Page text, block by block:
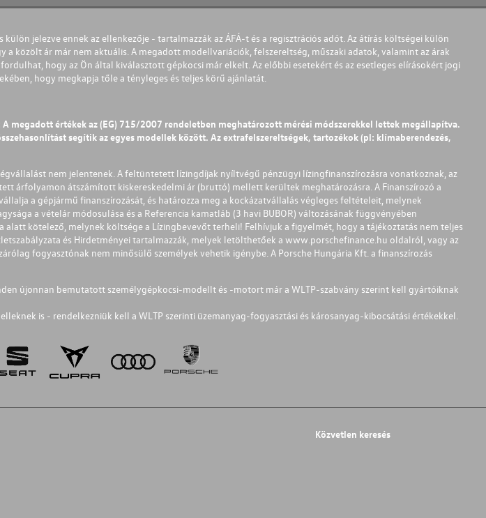
jelezve ennek az ellenkezője - tartalmazzák az ÁFÁ-t és a regisztrációs adót. Az átírás költségei külön
ár már nem aktuális. A megadott modellvariációk, felszereltség, műszaki adatok, valamint az árak
hogy az Ön által kiválasztott gépkocsi már elkelt. Az előbbi esetekért és az esetleges elírásokért jogi
hogy megkapja tőle a tényleges és teljes körű ajánlatát.
megadott értékek az (EG) 715/2007 rendeletben meghatározott mérési módszerekkel lettek megállapítva.
segítik az egyes modellek között. Az extrafelszereltségek, tartozékok (pl: klímaberendezés,
nem jelentenek. A feltüntetett lízingdíjak nyíltvégű pénzügyi lízingfinanszírozásra vonatkoznak, az
árfolyamon átszámított kiskereskedelmi ár (bruttó) mellett kerültek meghatározásra. A Finanszírozó a
a gépjármű finanszírozását, és határozza meg a kockázatvállalás végleges feltételeit, melynek
a vételár módosulása és a Referencia kamatláb (3 havi BUBOR) változásának függvényében
kötelező, melynek költsége a Lízingbevevőt terheli! Felhívjuk a figyelmét, hogy a tájékoztatás nem teljes
és Hirdetményei tartalmazzák, melyek letölthetőek a www.porschefinance.hu oldalról, vagy az
fogyasztónak nem minősülő személyek vehetik igénybe. A Porsche Hungária Kft. a finanszírozás
újonnan bemutatott személygépkocsi-modellt és -motort már a WLTP-szabvány szerint kell gyártóiknak
is - rendelkezniük kell a WLTP szerinti üzemanyag-fogyasztási és károsanyag-kibocsátási értékekkel.
Közvetlen keresés